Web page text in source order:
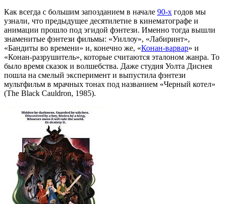
Как всегда с большим запозданием в начале 90-х годов мы
узнали, что предыдущее десятилетие в кинематографе и
анимации прошло под эгидой фэнтези. Именно тогда вышли
знаменитые фэнтези фильмы: «Уиллоу», «Лабиринт»,
«Бандиты во времени» и, конечно же, «Конан-варвар» и
«Конан-разрушитель», которые считаются эталоном жанра. То
было время сказок и волшебства. Даже студия Уолта Диснея
пошла на смелый эксперимент и выпустила фэнтези
мультфильм в мрачных тонах под названием «Черный котел»
(The Black Cauldron, 1985).